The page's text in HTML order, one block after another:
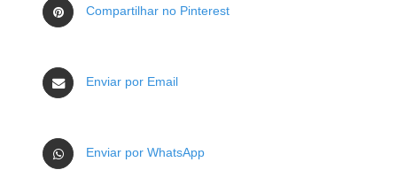
Compartilhar no Pinterest
Enviar por Email
Enviar por WhatsApp